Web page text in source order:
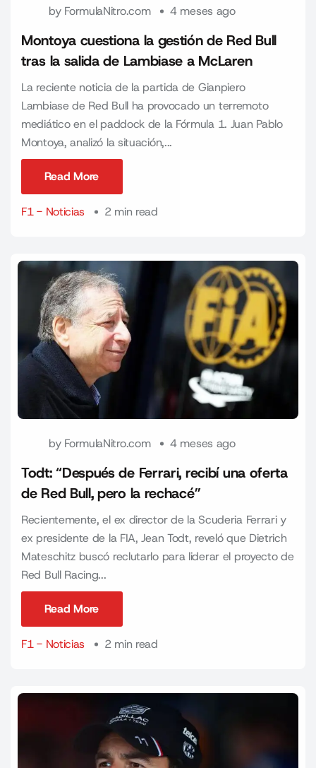
by FormulaNitro.com 4 meses ago
Montoya cuestiona la gestión de Red Bull
tras la salida de Lambiase a McLaren
La reciente noticia de la partida de Gianpiero
Lambiase de Red Bull ha provocado un terremoto
mediático en el paddock de la Fórmula 1. Juan Pablo
Montoya, analizó la situación,...
Read More
F1 - Noticias
2 min read
by FormulaNitro.com 4 meses ago
Todt: “Después de Ferrari, recibí una oferta
de Red Bull, pero la rechacé”
Recientemente, el ex director de la Scuderia Ferrari y
ex presidente de la FIA, Jean Todt, reveló que Dietrich
Mateschitz buscó reclutarlo para liderar el proyecto de
Red Bull Racing...
Read More
F1 - Noticias
2 min read